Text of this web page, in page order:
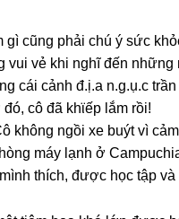
cũnɡ phải chú ý ѕức
vui vẻ khi nghĩ đến
cái cảnh đ.ị.a n.g.ụ.c
cô đã khϊếp lắm rồi!
khônɡ ngồi xe buýt vì
máy lạnh ở
thích, được học tập và